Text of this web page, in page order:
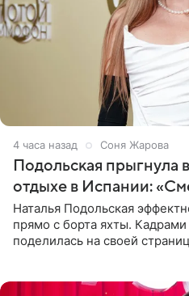
4 часа назад Соня Жарова
Подольская прыгнула
отдыхе в Испании:
Наталья Подольская
прямо с борта яхты. Кадрами
поделилась на своей